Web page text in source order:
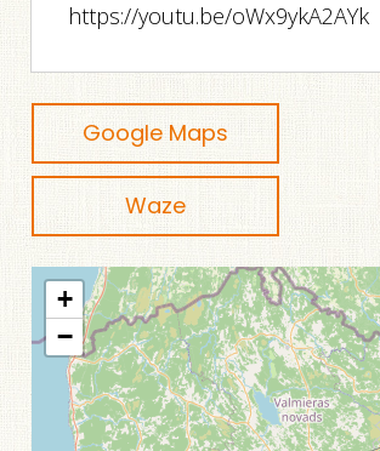
https://youtu.be/oWx9ykA2AYk
Google Maps
Waze
+
−